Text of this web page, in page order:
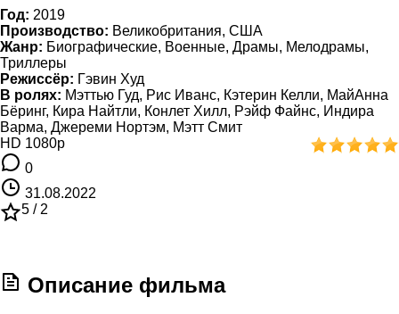
Год: 2019
Производство: Великобритания, США
Жанр: Биографические, Военные, Драмы, Мелодрамы,
Триллеры
Режиссёр: Гэвин Худ
В ролях: Мэттью Гуд, Рис Иванс, Кэтерин Келли, МайАнна
Бёринг, Кира Найтли, Конлет Хилл, Рэйф Файнс, Индира
Варма, Джереми Нортэм, Мэтт Смит
HD 1080p
0
31.08.2022
5 / 2
Описание фильма